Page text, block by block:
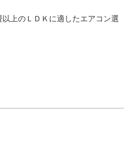
以上のＬＤＫに適したエアコン選